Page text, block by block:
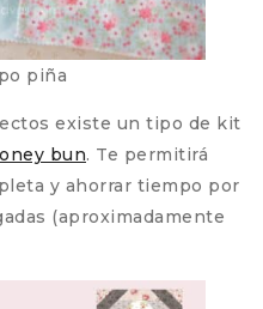
piña
existe un tipo de kit
bun. Te permitirá
y ahorrar tiempo por
(aproximadamente